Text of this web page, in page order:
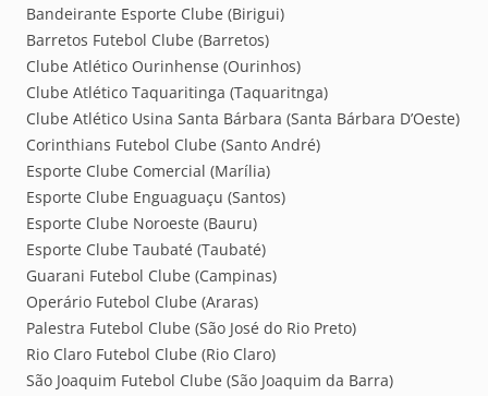
Bandeirante Esporte Clube (Birigui)
Barretos Futebol Clube (Barretos)
Clube Atlético Ourinhense (Ourinhos)
Clube Atlético Taquaritinga (Taquaritnga)
Clube Atlético Usina Santa Bárbara (Santa Bárbara D’Oeste)
Corinthians Futebol Clube (Santo André)
Esporte Clube Comercial (Marília)
Esporte Clube Enguaguaçu (Santos)
Esporte Clube Noroeste (Bauru)
Esporte Clube Taubaté (Taubaté)
Guarani Futebol Clube (Campinas)
Operário Futebol Clube (Araras)
Palestra Futebol Clube (São José do Rio Preto)
Rio Claro Futebol Clube (Rio Claro)
São Joaquim Futebol Clube (São Joaquim da Barra)